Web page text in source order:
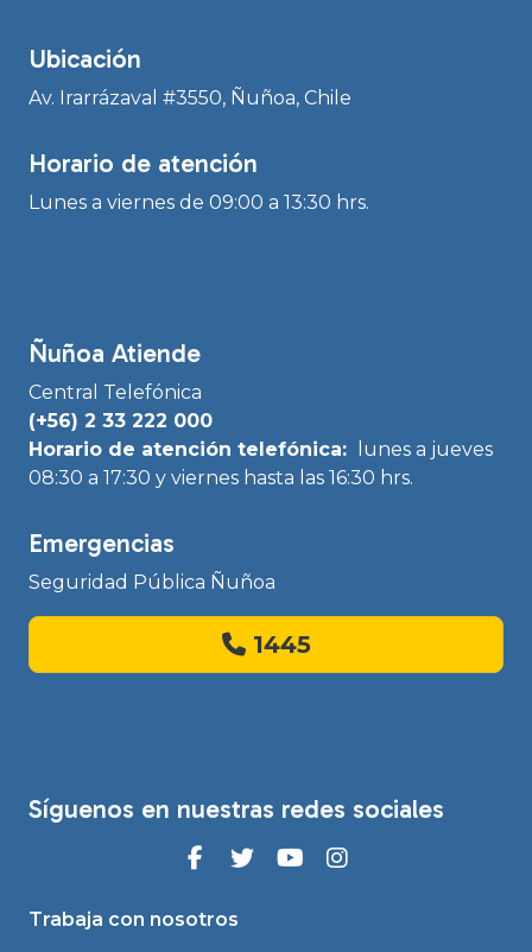
Ubicación
Av. Irarrázaval #3550, Ñuñoa, Chile
Horario de atención
Lunes a viernes de 09:00 a 13:30 hrs.
Ñuñoa Atiende
Central Telefónica
(+56) 2 33 222 000
Horario de atención telefónica:
lunes a jueves
08:30 a 17:30 y viernes hasta las 16:30 hrs.
Emergencias
Seguridad Pública Ñuñoa
1445
Síguenos en nuestras redes sociales
Trabaja con nosotros